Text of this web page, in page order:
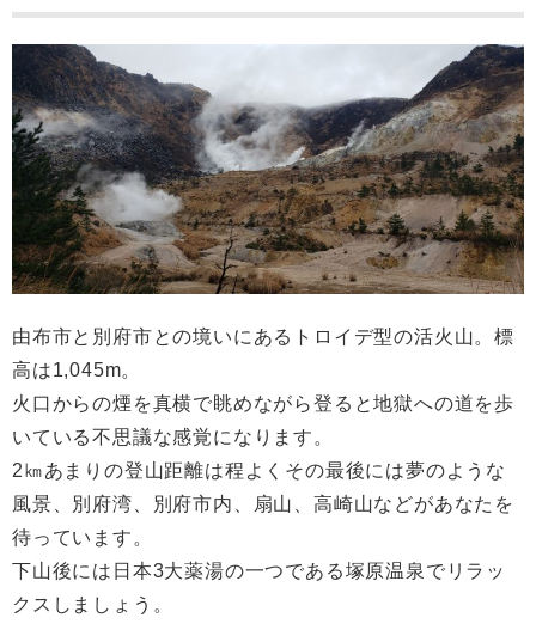
由布市と別府市との境いにあるトロイデ型の活火山。標
高は1,045m。
火口からの煙を真横で眺めながら登ると地獄への道を歩
いている不思議な感覚になります。
2㎞あまりの登山距離は程よくその最後には夢のような
風景、別府湾、別府市内、扇山、高崎山などがあなたを
待っています。
下山後には日本3大薬湯の一つである塚原温泉でリラッ
クスしましょう。